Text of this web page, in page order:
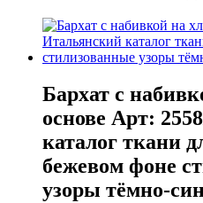
Бархат с
основе Арт:
каталог ткани
бежевом фоне
узоры тёмно-